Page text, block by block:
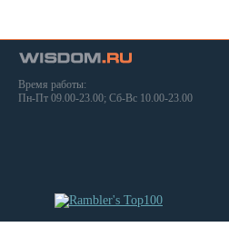
Время работы:
Пн-Пт 09.00-23.00; Сб-Вс 10.00-23.00